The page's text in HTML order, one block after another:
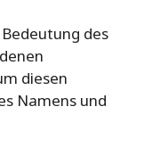
des
diesen
Namens und